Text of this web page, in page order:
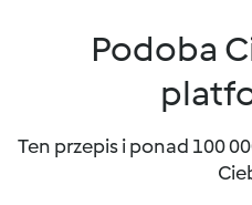
Podoba
Ten przepis i ponad 100